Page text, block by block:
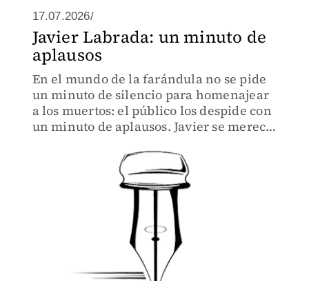
17.07.2026/
Javier Labrada: un minuto de
aplausos
En el mundo de la farándula no se pide
un minuto de silencio para homenajear
a los muertos: el público los despide con
un minuto de aplausos. Javier se merece